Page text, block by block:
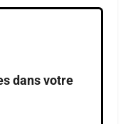
dans votre